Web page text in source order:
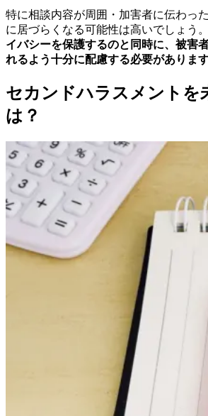
特に相談内容が周囲・加害者に伝わっ
に居づらくなる可能性は高いでしょう。
イバシーを保護するのと同時に、被害
れるよう十分に配慮する必要があります
セカンドハラスメントを
は？